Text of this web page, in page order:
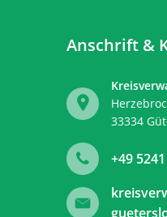
Anschrift &
33334
+49